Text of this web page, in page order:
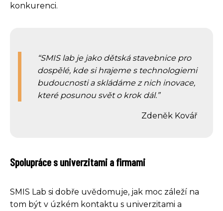
konkurenci.
SMIS lab je jako dětská stavebnice pro
dospělé, kde si hrajeme s technologiemi
budoucnosti a skládáme z nich inovace,
které posunou svět o krok dál.
Zdeněk Kovář
Spolupráce s univerzitami a firmami
SMIS Lab si dobře uvědomuje, jak moc záleží na
tom být v úzkém kontaktu s univerzitami a